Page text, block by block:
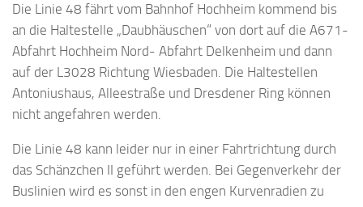
Die Linie 48 fährt vom Bahnhof Hochheim kommend bis
an die Haltestelle „Daubhäuschen“ von dort auf die A671-
Abfahrt Hochheim Nord- Abfahrt Delkenheim und dann
auf der L3028 Richtung Wiesbaden. Die Haltestellen
Antoniushaus, Alleestraße und Dresdener Ring können
nicht angefahren werden.
Die Linie 48 kann leider nur in einer Fahrtrichtung durch
das Schänzchen II geführt werden. Bei Gegenverkehr der
Buslinien wird es sonst in den engen Kurvenradien zu